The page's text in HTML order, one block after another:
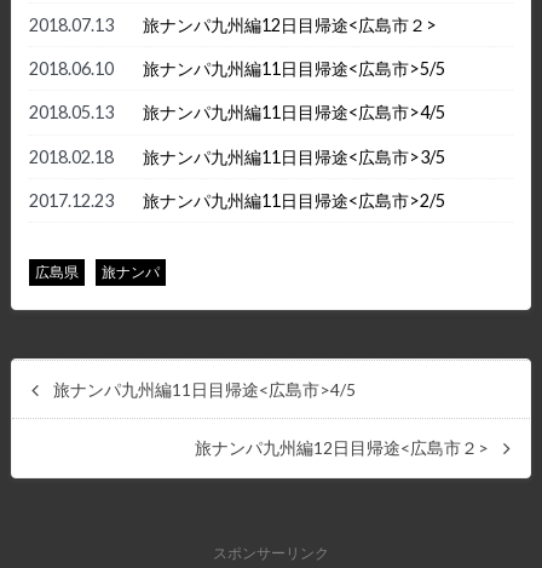
2018.07.13 旅ナンパ九州編12日目帰途<広島市２>
2018.06.10 旅ナンパ九州編11日目帰途<広島市>5/5
2018.05.13 旅ナンパ九州編11日目帰途<広島市>4/5
2018.02.18 旅ナンパ九州編11日目帰途<広島市>3/5
2017.12.23 旅ナンパ九州編11日目帰途<広島市>2/5
広島県 旅ナンパ
旅ナンパ九州編11日目帰途<広島市>4/5
旅ナンパ九州編12日目帰途<広島市２>
スポンサーリンク